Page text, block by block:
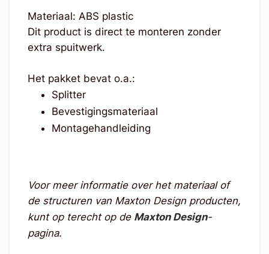
Materiaal: ABS plastic
Dit product is direct te monteren zonder
extra spuitwerk.
Het pakket bevat o.a.:
Splitter
Bevestigingsmateriaal
Montagehandleiding
Voor meer informatie over het materiaal of
de structuren van Maxton Design producten,
kunt op terecht op de Maxton Design-
pagina.